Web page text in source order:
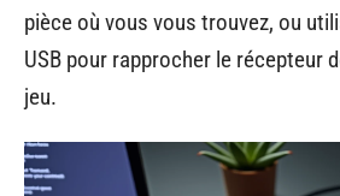
pièce où vous vous trouvez, ou
USB pour rapprocher le récepteur
jeu.